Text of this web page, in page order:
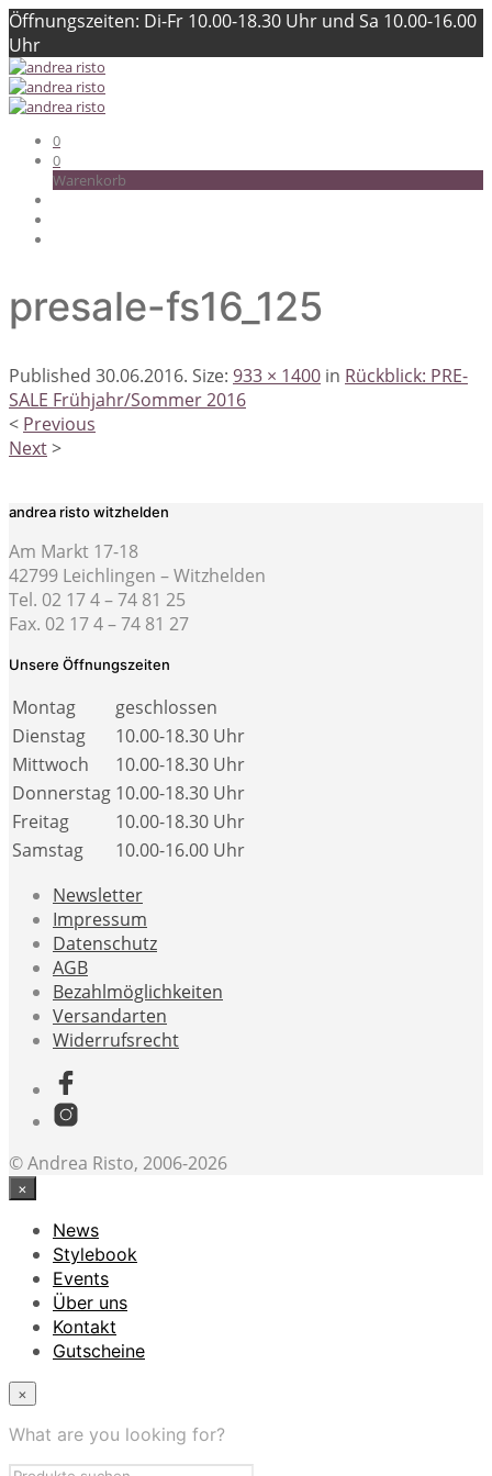
Öffnungszeiten: Di-Fr 10.00-18.30 Uhr und Sa 10.00-16.00
Uhr
0
0
Warenkorb
presale-fs16_125
Published 30.06.2016. Size: 933 × 1400 in Rückblick: PRE-
SALE Frühjahr/Sommer 2016
< Previous
Next>
andrea risto witzhelden
Am Markt 17-18
42799 Leichlingen – Witzhelden
Tel. 02 17 4 – 74 81 25
Fax. 02 17 4 – 74 81 27
Unsere Öffnungszeiten
Montag
geschlossen
Dienstag
10.00-18.30 Uhr
Mittwoch
10.00-18.30 Uhr
Donnerstag 10.00-18.30 Uhr
Freitag
10.00-18.30 Uhr
Samstag
10.00-16.00 Uhr
Newsletter
Impressum
Datenschutz
AGB
Bezahlmöglichkeiten
Versandarten
Widerrufsrecht
© Andrea Risto, 2006-2026
×
News
Stylebook
Events
Über uns
Kontakt
Gutscheine
×
What are you looking for?